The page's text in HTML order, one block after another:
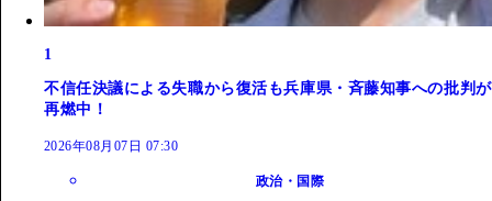
1
不信任決議による失職から復活も兵庫県・斉藤知事への批判が
再燃中！
2026年08月07日 07:30
政治・国際